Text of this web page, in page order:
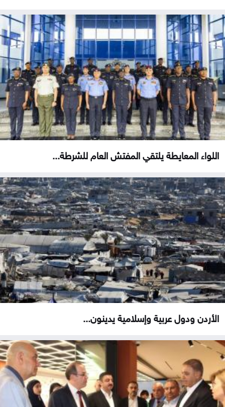
اللواء المعايطة يلتقي المفتش العام للشرطة...
الأردن ودول عربية وإسلامية يدينون...